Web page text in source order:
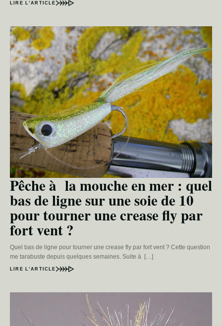
LIRE L’ARTICLE
Pêche à la mouche en mer : quel
bas de ligne sur une soie de 10
pour tourner une crease fly par
fort vent ?
Quel bas de ligne pour tourner une crease fly par fort vent ? Cette question
me tarabuste depuis quelques semaines. Suite à […]
LIRE L’ARTICLE